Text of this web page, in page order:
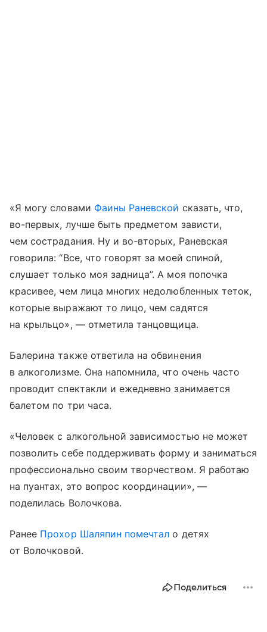
«Я могу словами Фаины Раневской сказать, что,
во-первых, лучше быть предметом зависти,
чем сострадания. Ну и во-вторых, Раневская
говорила: “Все, что говорят за моей спиной,
слушает только моя задница”. А моя попочка
красивее, чем лица многих недолюбленных теток,
которые выражают то лицо, чем садятся
на крыльцо», — отметила танцовщица.
Балерина также ответила на обвинения
в алкоголизме. Она напомнила, что очень часто
проводит спектакли и ежедневно занимается
балетом по три часа.
«Человек с алкогольной зависимостью не может
позволить себе поддерживать форму и заниматься
профессионально своим творчеством. Я работаю
на пуантах, это вопрос координации», —
поделилась Волочкова.
Ранее Прохор Шаляпин помечтал о детях
от Волочковой.
Поделиться